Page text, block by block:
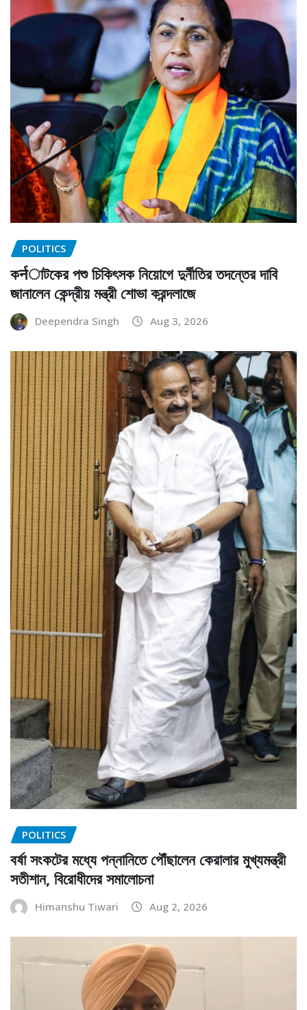
POLITICS
কर्नাটকের পশু চিকিৎসক নিয়োগে দুর্নীতির তদন্তের দাবি
জানালেন কেন্দ্রীয় মন্ত্রী শোভা করন্দলাজে
Deependra Singh Aug 3, 2026
POLITICS
বর্ষা সংকটের মধ্যে পন্নানিতে পৌঁছালেন কেরালার মুখ্যমন্ত্রী
সতীশান, বিরোধীদের সমালোচনা
Himanshu Tiwari Aug 2, 2026